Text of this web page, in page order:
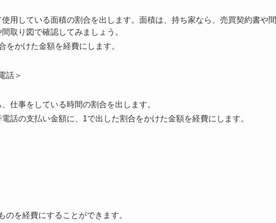
用している面積の割合を出します。面積は、持ち家なら、売買契約書や間
取り図で確認してみましょう。
をかけた金額を経費にします。
話＞
仕事をしている時間の割合を出します。
話の支払い金額に、1で出した割合をかけた金額を経費にします。
のを経費にすることができます。